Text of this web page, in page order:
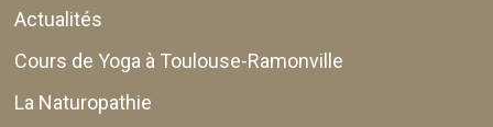
Actualités
Cours de Yoga à Toulouse-Ramonville
La Naturopathie